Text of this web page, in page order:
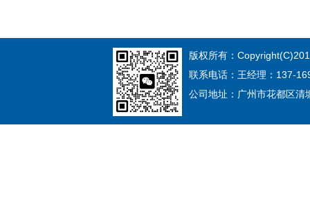
版权所有：
联系电话：王经理：137-
公司地址：广州市花都区